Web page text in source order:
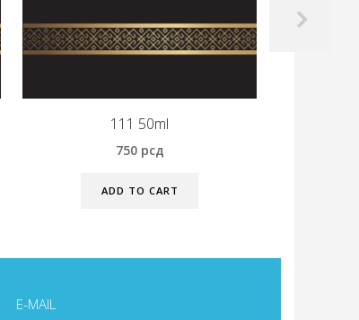
111 50ml
750 рсд
ADD TO CART
E-MAIL